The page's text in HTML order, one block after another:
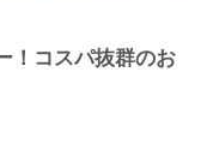
！コスパ抜群のお